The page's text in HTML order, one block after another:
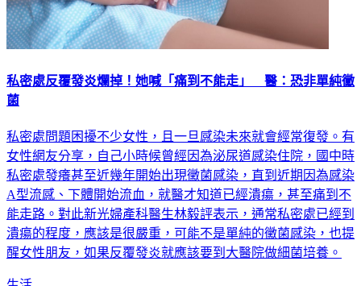
私密處反覆發炎爛掉！她喊「痛到不能走」 醫：恐非單純黴
菌
私密處問題困擾不少女性，且一旦感染未來就會經常復發。有
女性網友分享，自己小時候曾經因為泌尿道感染住院，國中時
私密處發癢甚至近幾年開始出現黴菌感染，直到近期因為感染
A型流感、下體開始流血，就醫才知道已經潰瘍，甚至痛到不
能走路。對此新光婦產科醫生林毅評表示，通常私密處已經到
潰瘍的程度，應該是很嚴重，可能不是單純的黴菌感染，也提
醒女性朋友，如果反覆發炎就應該要到大醫院做細菌培養。